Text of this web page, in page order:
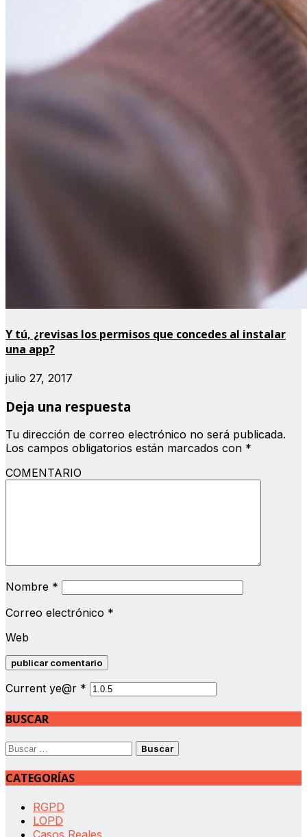
Y tú, ¿revisas los permisos que concedes al instalar
una app?
julio 27, 2017
Deja una respuesta
Tu dirección de correo electrónico no será publicada.
Los campos obligatorios están marcados con *
COMENTARIO
Nombre *
Correo electrónico *
Web
Current ye@r *
BUSCAR
Buscar:
CATEGORÍAS
RGPD
LOPD